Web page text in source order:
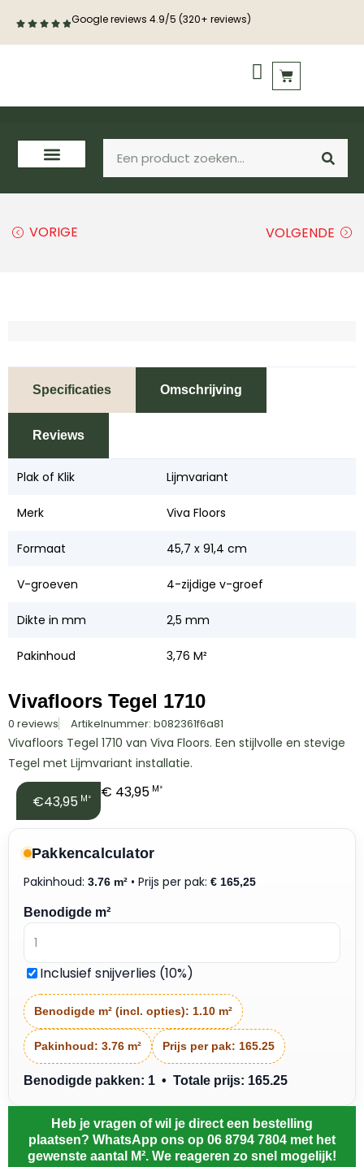
Google reviews 4.9/5 (320+ reviews)
VORIGE VOLGENDE
Specificaties Omschrijving
Reviews
Plak of Klik Lijmvariant
Merk Viva Floors
Formaat 45,7 x 91,4 cm
V-groeven 4-zijdige v-groef
Dikte in mm 2,5 mm
Pakinhoud 3,76 M²
Vivafloors Tegel 1710
0 reviews Artikelnummer: b082361f6a81
Vivafloors Tegel 1710 van Viva Floors. Een stijlvolle en stevige
Tegel met Lijmvariant installatie.
€43,95 M² € 43,95 M²
Pakkencalculator
Pakinhoud: 3.76 m² • Prijs per pak: € 165,25
Benodigde m²
Inclusief snijverlies (10%)
Benodigde m² (incl. opties): 1.10 m²
Pakinhoud: 3.76 m² Prijs per pak: 165.25
Benodigde pakken: 1 • Totale prijs: 165.25
Heb je vragen of wil je direct een bestelling
plaatsen? WhatsApp ons op 06 8794 7804 met het
gewenste aantal M². We reageren zo snel mogelijk!